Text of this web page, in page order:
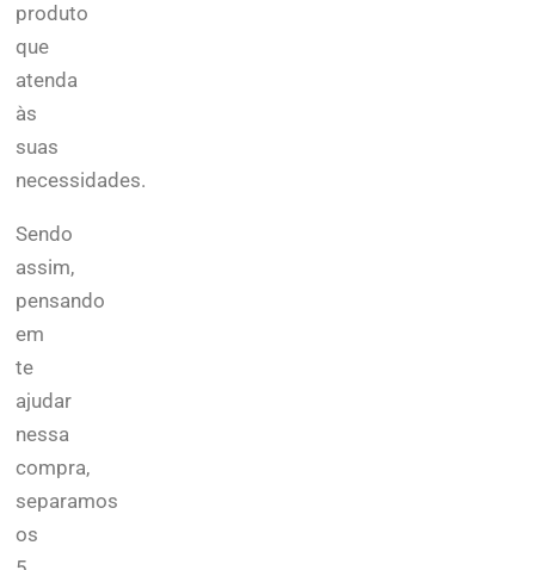
produto
que
atenda
às
suas
necessidades.
Sendo
assim,
pensando
em
te
ajudar
nessa
compra,
separamos
os